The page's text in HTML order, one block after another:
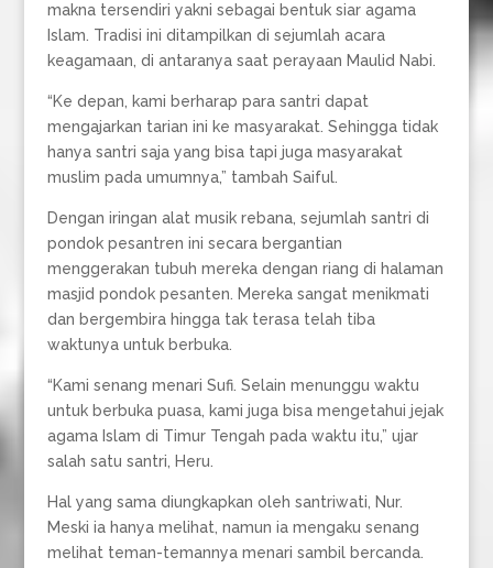
makna tersendiri yakni sebagai bentuk siar agama
Islam. Tradisi ini ditampilkan di sejumlah acara
keagamaan, di antaranya saat perayaan Maulid Nabi.
“Ke depan, kami berharap para santri dapat
mengajarkan tarian ini ke masyarakat. Sehingga tidak
hanya santri saja yang bisa tapi juga masyarakat
muslim pada umumnya,” tambah Saiful.
Dengan iringan alat musik rebana, sejumlah santri di
pondok pesantren ini secara bergantian
menggerakan tubuh mereka dengan riang di halaman
masjid pondok pesanten. Mereka sangat menikmati
dan bergembira hingga tak terasa telah tiba
waktunya untuk berbuka.
“Kami senang menari Sufi. Selain menunggu waktu
untuk berbuka puasa, kami juga bisa mengetahui jejak
agama Islam di Timur Tengah pada waktu itu,” ujar
salah satu santri, Heru.
Hal yang sama diungkapkan oleh santriwati, Nur.
Meski ia hanya melihat, namun ia mengaku senang
melihat teman-temannya menari sambil bercanda.